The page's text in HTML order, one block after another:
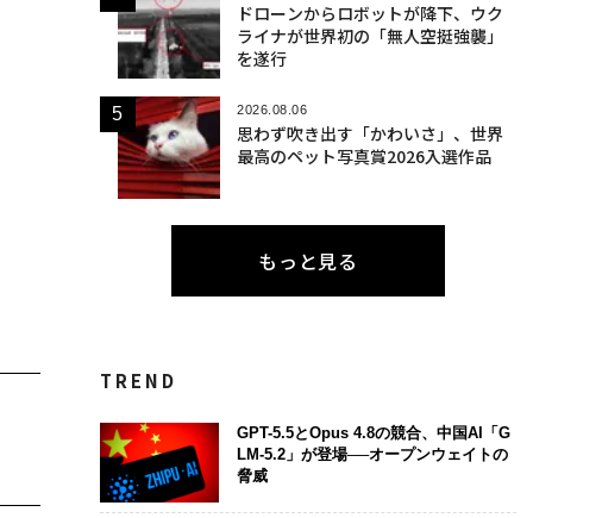
ドローンからロボットが降下、ウク
ライナが世界初の「無人空挺強襲」
を遂行
2026.08.06
思わず吹き出す「かわいさ」、世界
最高のペット写真賞2026入選作品
もっと見る
TREND
GPT-5.5とOpus 4.8の競合、中国AI「G
LM-5.2」が登場──オープンウェイトの
脅威